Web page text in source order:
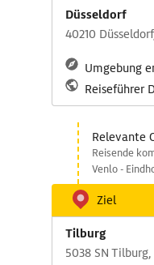
Düsseldorf
40210
Umgebung
Reiseführer
Relevante
Reisende
Venlo -
Ziel
Tilburg
5038 SN